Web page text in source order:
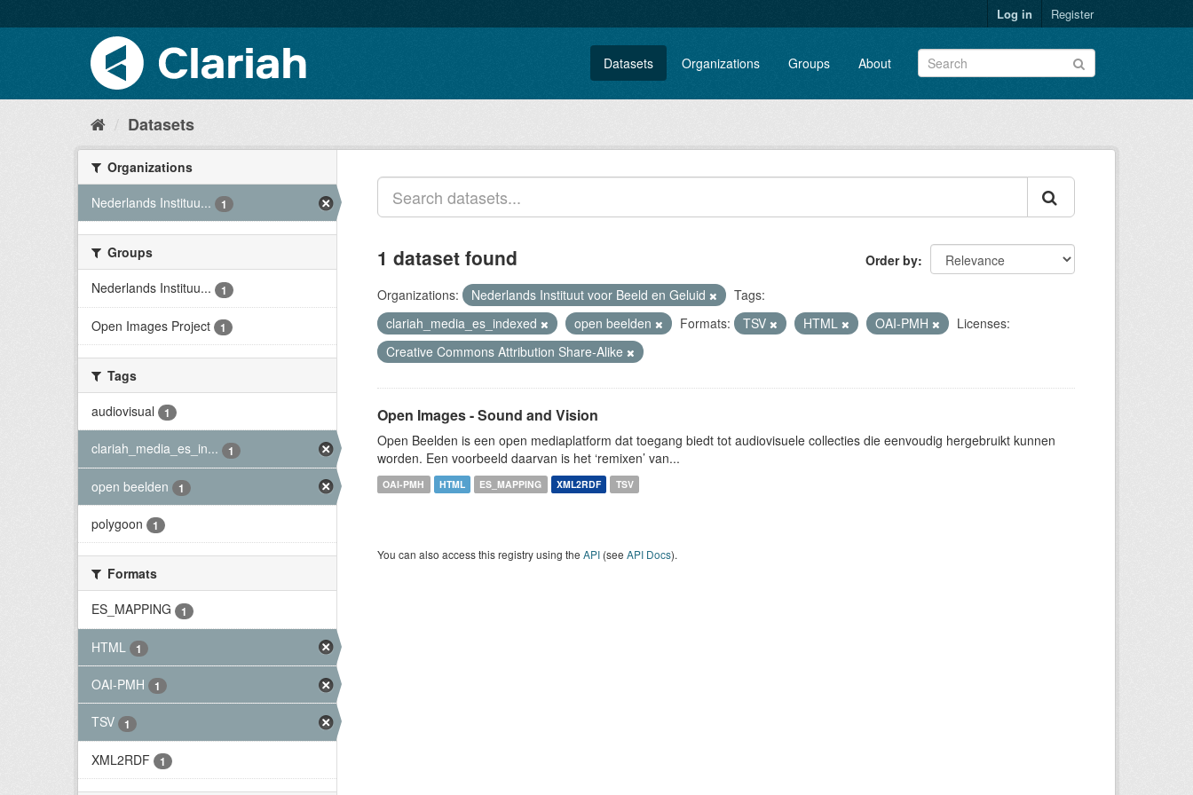
Log in Register
Datasets Organizations Groups About
Datasets
Organizations
Nederlands Instituu...
1
Groups
Nederlands Instituu...
1
Open Images Project 1
Tags
audiovisual
1
clariah_media_es_in... 1
open beelden 1
polygoon 1
Formats
ES_MAPPING
1
HTML 1
OAI-PMH 1
TSV 1
XML2RDF 1
Order by
1 dataset found
Organizations: Nederlands Instituut voor Beeld en Geluid
Tags:
clariah_media_es_indexed
open beelden Formats: TSV HTML OAI-PMH
Licenses:
Creative Commons Attribution Share-Alike
Open Images - Sound and Vision
Open Beelden is een open mediaplatform dat toegang biedt tot audiovisuele collecties die eenvoudig hergebruikt kunnen
worden. Een voorbeeld daarvan is het ‘remixen’ van...
OAI-PMH HTML ES_MAPPING XML2RDF TSV
You can also access this registry using the API (see API Docs).